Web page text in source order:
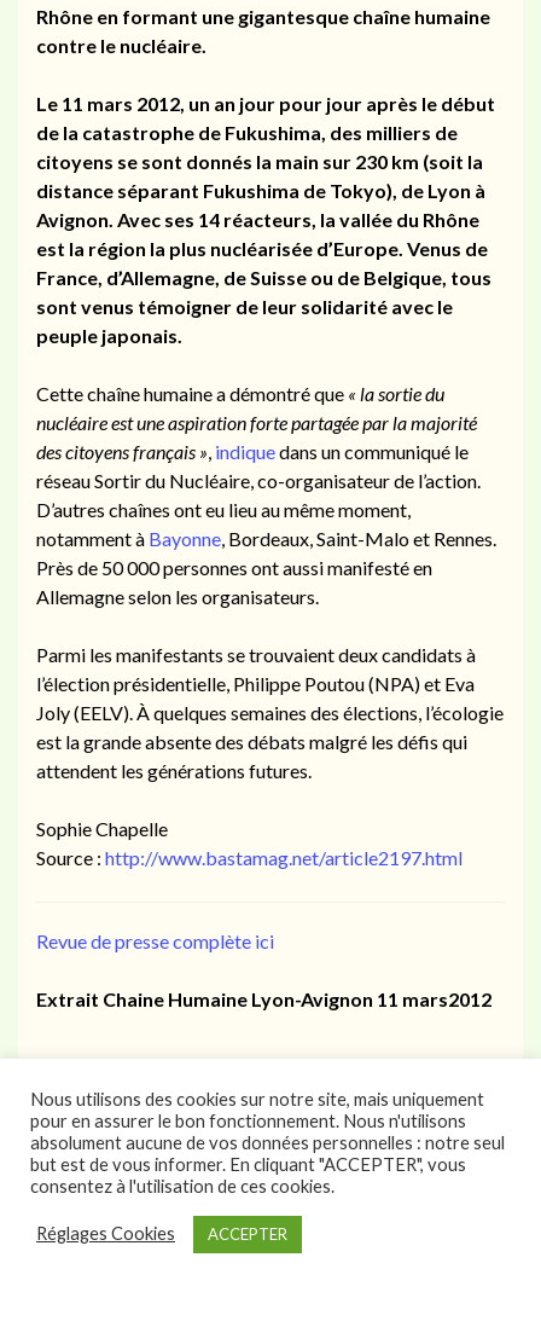
Rhône en formant une gigantesque chaîne humaine
contre le nucléaire.
Le 11 mars 2012, un an jour pour jour après le début
de la catastrophe de Fukushima, des milliers de
citoyens se sont donnés la main sur 230 km (soit la
distance séparant Fukushima de Tokyo), de Lyon à
Avignon. Avec ses 14 réacteurs, la vallée du Rhône
est la région la plus nucléarisée d’Europe. Venus de
France, d’Allemagne, de Suisse ou de Belgique, tous
sont venus témoigner de leur solidarité avec le
peuple japonais.
Cette chaîne humaine a démontré que « la sortie du
nucléaireest une aspiration forte partagée par la majorité
des citoyens français », indiquedans un communiqué le
réseau Sortir du Nucléaire, co-organisateur de l’action.
D’autres chaînes ont eu lieu au même moment,
notamment à Bayonne, Bordeaux, Saint-Malo et Rennes.
Près de 50 000 personnes ont aussi manifesté en
Allemagne selon les organisateurs.
Parmi les manifestants se trouvaient deux candidats à
l’élection présidentielle, Philippe Poutou (NPA) et Eva
Joly (EELV). À quelques semaines des élections, l’écologie
est la grande absente des débats malgré les défis qui
attendent les générations futures.
Sophie Chapelle
Source : http://www.bastamag.net/article2197.html
Revue de presse complète ici
Extrait Chaine Humaine Lyon-Avignon 11 mars2012
Nous utilisons des cookies sur notre site, mais uniquement
pour en assurer le bon fonctionnement. Nous n'utilisons
absolument aucune de vos données personnelles : notre seul
but est de vous informer. En cliquant "ACCEPTER", vous
consentez à l'utilisation de ces cookies.
Réglages Cookies ACCEPTER